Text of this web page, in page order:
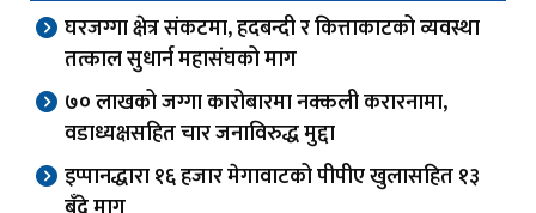
घरजग्गा क्षेत्र संकटमा, हदबन्दी र कित्ताकाटको व्यवस्था
तत्काल सुधार्न महासंघको माग
७० लाखको जग्गा कारोबारमा नक्कली करारनामा,
वडाध्यक्षसहित चार जनाविरुद्ध मुद्दा
इप्पानद्धारा १६ हजार मेगावाटको पीपीए खुलासहित १३